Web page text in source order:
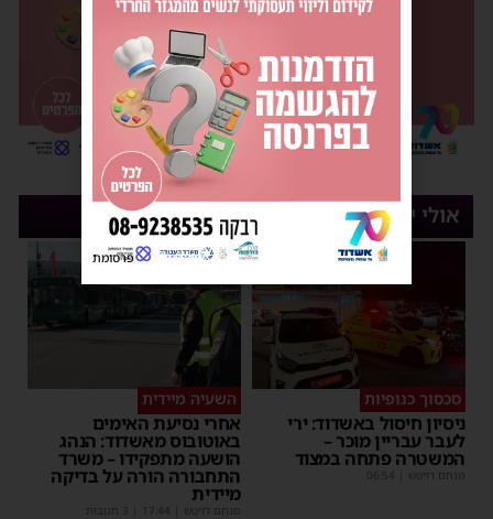
אולי יעניין אותך
סכסוך כנופיות
ניסיון חיסול באשדוד: ירי
לעבר עבריין מוכר –
המשטרה פתחה במצוד
מנחם דויטש 06:54
1
השעיה מיידית
אחרי נסיעת האימים
באוטובוס מאשדוד: הנהג
הושעה מתפקידו – משרד
התחבורה הורה על בדיקה
מיידית
מנחם דויטש 17:44
פרסומת